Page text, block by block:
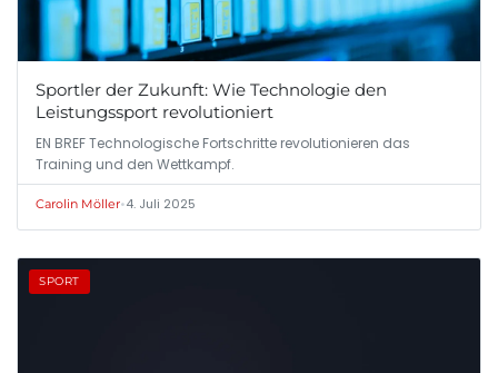
Sportler der Zukunft: Wie Technologie den
Leistungssport revolutioniert
EN BREF Technologische Fortschritte revolutionieren das
Training und den Wettkampf.
Carolin Möller•4. Juli 2025
SPORT